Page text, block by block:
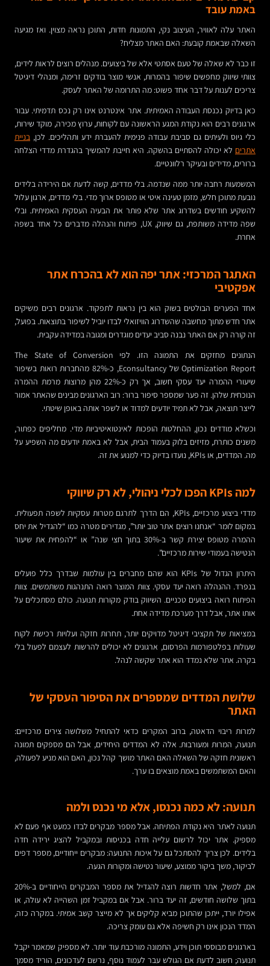
באמת עובד
האתר עלה לאוויר, העיצוב נקי, התמונות חדות, התוכן נראה מצוין. ואז מגיעה
השאלה שבאמת קובעת: האם האתר מצליח?
זו כבר לא שאלה של טעם אסתטי אלא של ביצועים. מנהלים רוצים לראות לידים,
צוותי שיווק מחפשים שיפור בהמרות, אנשי מוצר בודקים זרימה, ומנהלי דיגיטל
צריכים לענות על דבר אחד פשוט: מה התרומה של האתר לעסק.
כאן בדיוק נכנסת העבודה האמיתית. אתר אינטרנט אינו רק נכס תדמיתי. עבור
ארגונים רבים הוא נקודת המגע הראשונה עם לקוחות, ערוץ מכירה, מוקד שירות,
כלי גיוס ולעיתים גם סביבת עבודה פנימית להעברת ידע ותהליכים. לכן, בניית
אתרים לא יכולה להסתיים בהשקה. היא חייבת להמשיך בהגדרת מדדי הצלחה
ברורים, מדידים ובעיקר רלוונטיים.
המשמעות רחבה יותר ממה שנדמה. בלי מדדים, קשה לדעת אם הירידה בלידים
נובעת מתוכן חלש, מזמן טעינה איטי או מטופס ארוך מדי. בלי מדדים, ארגון עלול
להשקיע חודשים בשדרוג אתר שלא פותר את הבעיה העסקית האמיתית. ובלי
שפה מדידה משותפת, גם שיווק, UX, פיתוח והנהלה מדברים כל אחד בשפה
אחרת.
האתגר המרכזי: אתר יפה הוא לא בהכרח אתר
אפקטיבי
אחד הפערים הבולטים בשוק הוא בין נראות לתפקוד. ארגונים רבים משיקים
אתר חדש מתוך מחשבה שהשדרוג הוויזואלי לבדו יוביל לשיפור בתוצאות. בפועל,
זה קורה רק אם האתר נבנה סביב יעדים מוגדרים ומגובה במדידה עקבית.
הנתונים מחזקים את התמונה הזו. לפי The State of Conversion
Optimization Report של Econsultancy, כ-82% מהחברות רואות בשיפור
שיעורי ההמרה יעד עסקי חשוב, אך רק כ-22% מהן מרוצות מרמת ההמרה
הנוכחית שלהן. זה פער שמספר סיפור ברור: רוב הארגונים מבינים שהאתר אמור
לייצר תוצאה, אבל לא תמיד יודעים למדוד או לשפר אותה באופן שיטתי.
וכשלא מודדים נכון, ההחלטות הופכות לאינטואיטיביות מדי. מחליפים כפתור,
משנים כותרת, מזיזים בלוק בעמוד הבית, אבל לא באמת יודעים מה השפיע על
מה. המדדים, או KPIs, נועדו בדיוק כדי למנוע את זה.
למה KPIs הפכו לכלי ניהולי, לא רק שיווקי
מדדי ביצוע מרכזיים, KPIs, הם הדרך לתרגם מטרות עסקיות לשפה תפעולית.
במקום לומר “אנחנו רוצים אתר טוב יותר”, מגדירים מטרה כמו “להגדיל את יחס
ההמרה מטופס יצירת קשר ב-30% בתוך חצי שנה” או “להפחית את שיעור
הנטישה בעמודי שירות מרכזיים”.
היתרון הגדול של KPIs הוא שהם מחברים בין עולמות שבדרך כלל פועלים
בנפרד. ההנהלה רואה יעד עסקי. צוות המוצר רואה התנהגות משתמשים. צוות
הפיתוח רואה ביצועים טכניים. השיווק בודק מקורות תנועה. כולם מסתכלים על
אותו אתר, אבל דרך מערכת מדידה אחת.
במציאות של תקציבי דיגיטל מדויקים יותר, תחרות חזקה ועלויות רכישת לקוח
שעולות בפלטפורמות הפרסום, ארגונים לא יכולים להרשות לעצמם לפעול בלי
בקרה. אתר שלא נמדד הוא אתר שקשה לנהל.
שלושת המדדים שמספרים את הסיפור העסקי של
האתר
למרות ריבוי הדאטה, ברוב המקרים כדאי להתחיל משלושה צירים מרכזיים:
תנועה, המרות ומעורבות. אלה לא המדדים היחידים, אבל הם מספקים תמונה
ראשונית חזקה של השאלה האם האתר מושך קהל נכון, האם הוא מניע לפעולה,
והאם המשתמשים באמת מוצאים בו ערך.
תנועה: לא כמה נכנסו, אלא מי נכנס ולמה
תנועה לאתר היא נקודת הפתיחה. אבל מספר מבקרים לבדו כמעט אף פעם לא
מספיק. אתר יכול לרשום עלייה חדה בכניסות ובמקביל להציג ירידה חדה
בלידים. לכן צריך להסתכל גם על איכות התנועה: מבקרים ייחודיים, מספר דפים
לביקור, משך ביקור ממוצע, שיעור נטישה ומקורות הגעה.
אם, למשל, אתר חדשות רוצה להגדיל את מספר המבקרים הייחודיים ב-20%
בתוך שלושה חודשים, זה יעד ברור. אבל אם במקביל זמן השהייה לא עולה, או
אפילו יורד, ייתכן שהתוכן מביא קליקים אך לא מייצר קשב אמיתי. במקרה כזה,
המדד הנכון אינו רק חשיפה אלא גם עומק צריכה.
בארגונים מבוססי תוכן וידע, התמונה מורכבת עוד יותר. לא מספיק שמאמר יקבל
תנועה; חשוב לדעת אם הגולש עבר לעמוד נוסף, נרשם לעדכונים, הוריד מסמך